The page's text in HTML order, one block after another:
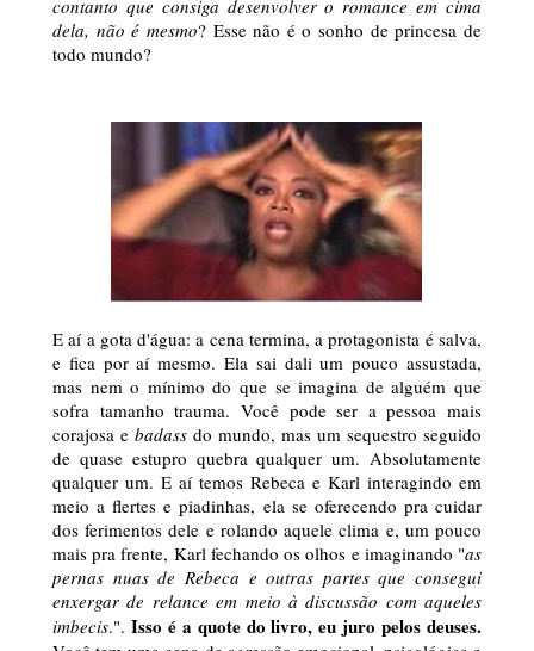
contanto que consiga desenvolver o romance em cima
dela, não é mesmo? Esse não é o sonho de princesa de
todo mundo?
E aí a gota d'água: a cena termina, a protagonista é salva,
e fica por aí mesmo. Ela sai dali um pouco assustada,
mas nem o mínimo do que se imagina de alguém que
sofra tamanho trauma. Você pode ser a pessoa mais
corajosa e badass do mundo, mas um sequestro seguido
de quase estupro quebra qualquer um. Absolutamente
qualquer um. E aí temos Rebeca e Karl interagindo em
meio a flertes e piadinhas, ela se oferecendo pra cuidar
dos ferimentos dele e rolando aquele clima e, um pouco
mais pra frente, Karl fechando os olhos e imaginando "as
pernas nuas de Rebeca e outras partes que consegui
enxergar de relance em meio à discussão com aqueles
imbecis.". Isso é a quote do livro, eu juro pelos deuses.